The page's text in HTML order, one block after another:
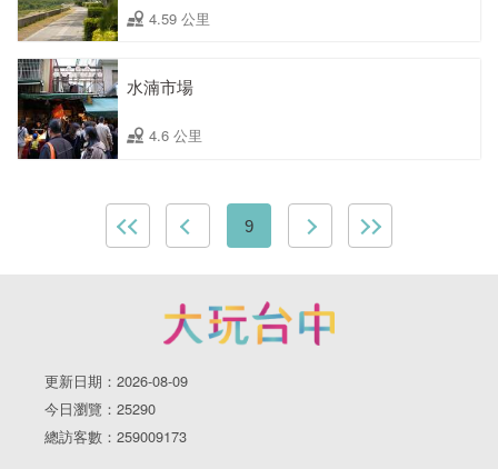
4.59 公里
水湳市場
4.6 公里
9
更新日期：2026-08-09
今日瀏覽：25290
總訪客數：259009173